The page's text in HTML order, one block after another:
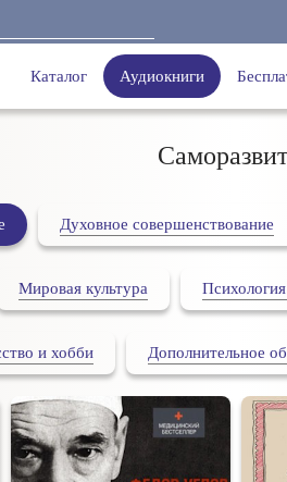
Каталог Аудиокниги
Духовное совершенствование
Мировая культура
и хобби Дополнительное